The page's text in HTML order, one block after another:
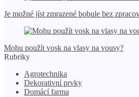
Je možné jíst zmrazené bobule bez
Mohu použít vosk na vlasy na vousy?
Rubriky
Agrotechnika
Dekorativní prvky
Domácí farma